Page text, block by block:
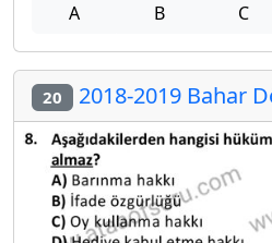
A B C
20 2018-2019 Bahar